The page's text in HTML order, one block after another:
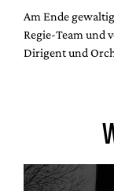
Am Ende
Regie-Team und
Dirigent und